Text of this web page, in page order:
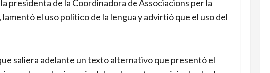
presidenta de la Coordinadora de Associacions per la
el uso político de la lengua y advirtió que el uso del
saliera adelante un texto alternativo que presentó el